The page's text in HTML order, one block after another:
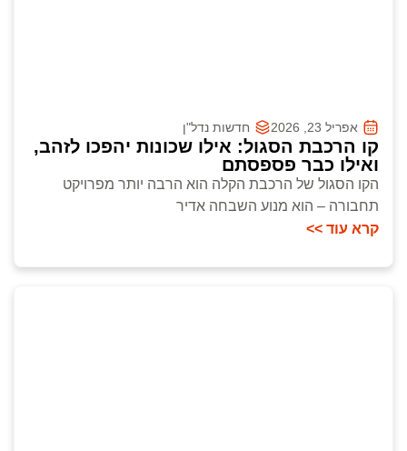
אפריל 23, 2026 חדשות נדל"ן
קו הרכבת הסגול: אילו שכונות יהפכו לזהב,
ואילו כבר פספסתם
הקו הסגול של הרכבת הקלה הוא הרבה יותר מפרויקט
תחבורה – הוא מנוע השבחה אדיר
קרא עוד >>